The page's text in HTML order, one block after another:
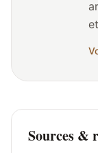
Sources &